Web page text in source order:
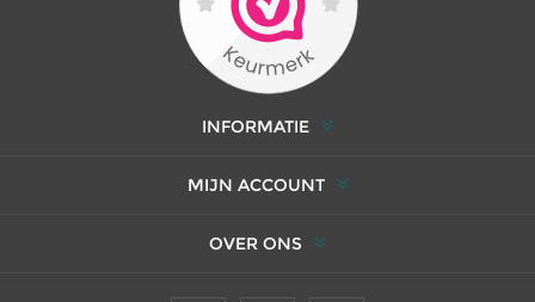
INFORMATIE
MIJN ACCOUNT
OVER ONS